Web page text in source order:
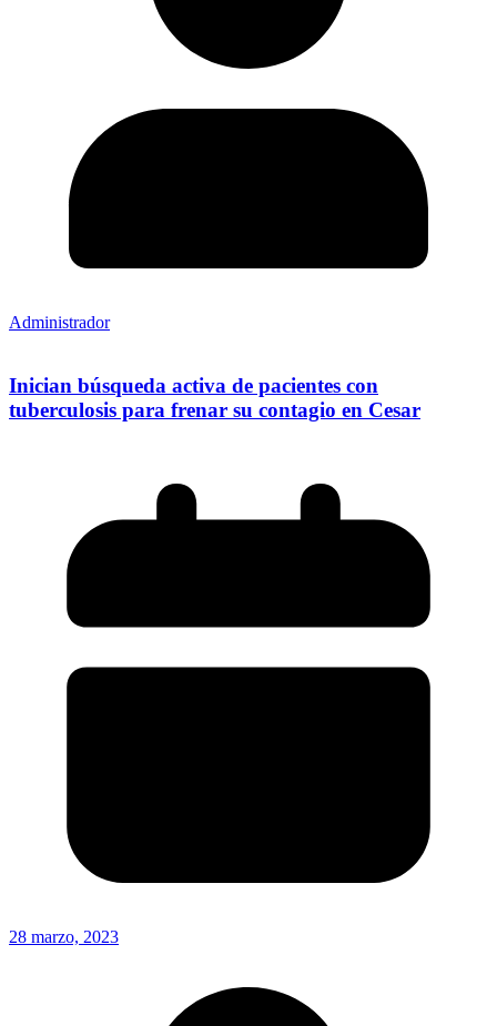
Administrador
Inician búsqueda activa de pacientes con
tuberculosis para frenar su contagio en Cesar
28 marzo, 2023